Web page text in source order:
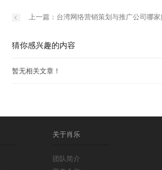
上一篇： 台湾网络营销策划与推广公司哪家
猜你感兴趣的内容
暂无相关文章！
关于肖乐
团队简介